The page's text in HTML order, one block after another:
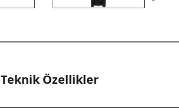
Teknik Özellikler